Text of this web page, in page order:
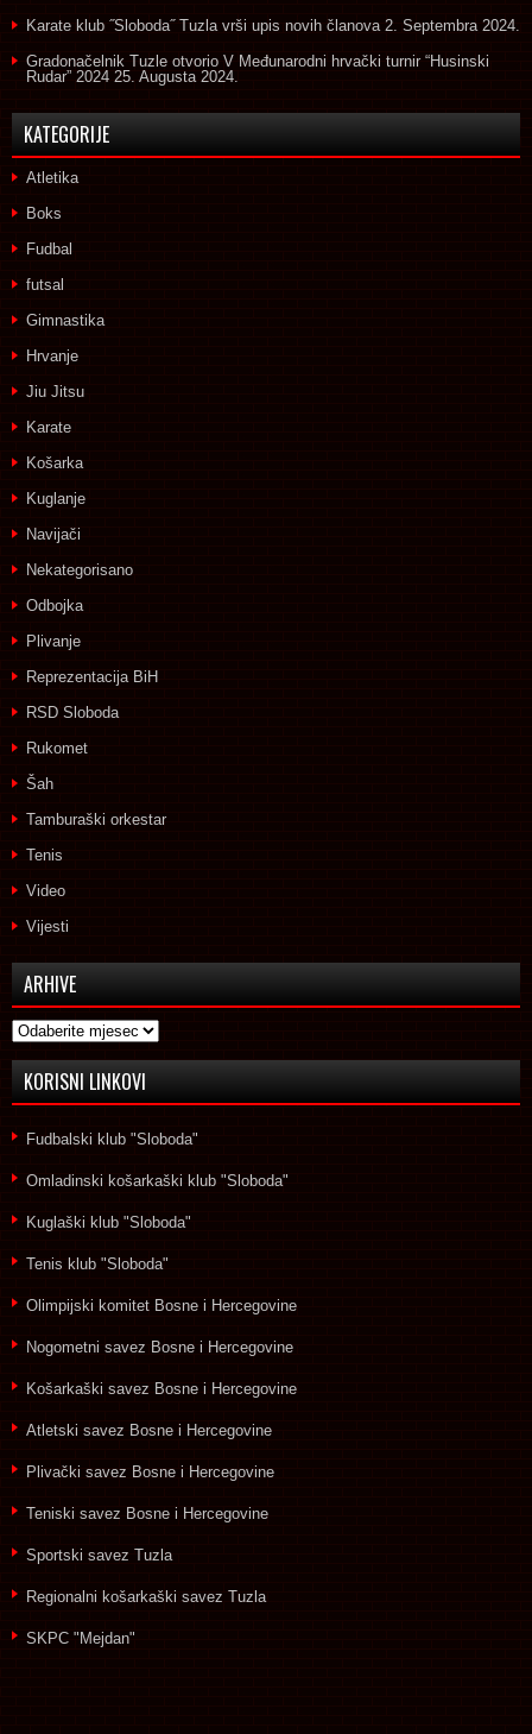
Karate klub ˝Sloboda˝ Tuzla vrši upis novih članova 2. Septembra 2024.
Gradonačelnik Tuzle otvorio V Međunarodni hrvački turnir “Husinski
Rudar” 2024 25. Augusta 2024.
KATEGORIJE
Atletika
Boks
Fudbal
futsal
Gimnastika
Hrvanje
Jiu Jitsu
Karate
Košarka
Kuglanje
Navijači
Nekategorisano
Odbojka
Plivanje
Reprezentacija BiH
RSD Sloboda
Rukomet
Šah
Tamburaški orkestar
Tenis
Video
Vijesti
ARHIVE
Arhive
KORISNI LINKOVI
Fudbalski klub "Sloboda"
Omladinski košarkaški klub "Sloboda"
Kuglaški klub "Sloboda"
Tenis klub "Sloboda"
Olimpijski komitet Bosne i Hercegovine
Nogometni savez Bosne i Hercegovine
Košarkaški savez Bosne i Hercegovine
Atletski savez Bosne i Hercegovine
Plivački savez Bosne i Hercegovine
Teniski savez Bosne i Hercegovine
Sportski savez Tuzla
Regionalni košarkaški savez Tuzla
SKPC "Mejdan"